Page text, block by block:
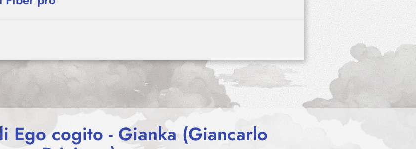
Ego cogito - Gianka (Giancarlo